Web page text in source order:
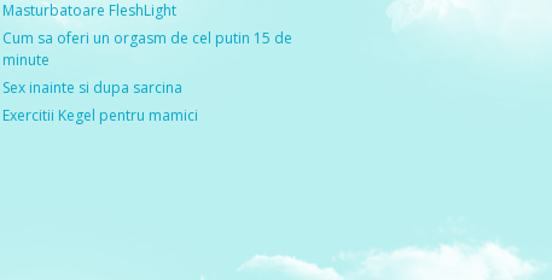
Masturbatoare FleshLight
Cum sa oferi un orgasm de cel putin 15 de
minute
Sex inainte si dupa sarcina
Exercitii Kegel pentru mamici